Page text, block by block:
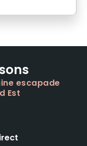
escapade
Est